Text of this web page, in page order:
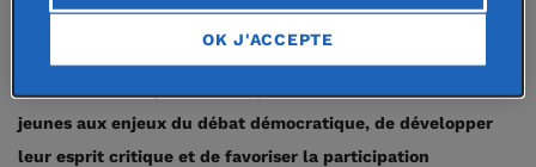
jeunes aux enjeux du débat démocratique, de développer
leur esprit critique et de favoriser la participation
OK J'ACCEPTE